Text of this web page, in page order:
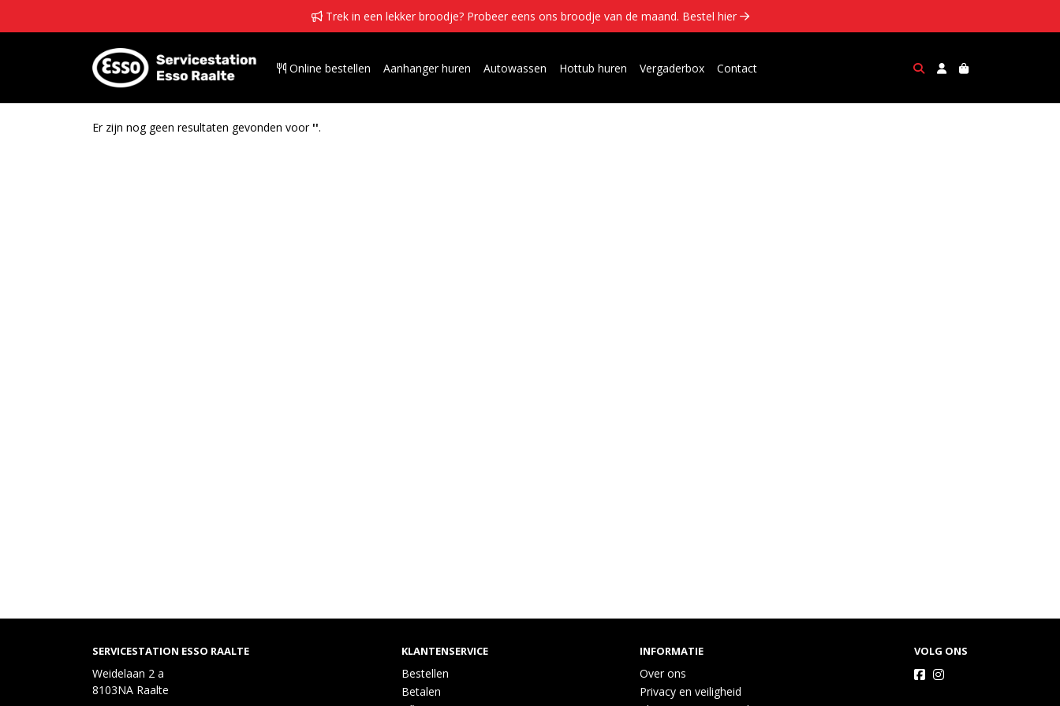
 Trek in een lekker broodje? Probeer eens ons broodje van de maand. Bestel hier 
 Online bestellen Aanhanger huren Autowassen Hottub huren Vergaderbox Contact
Er zijn nog geen resultaten gevonden voor ''.
SERVICESTATION ESSO RAALTE
Weidelaan 2 a
8103NA Raalte
KLANTENSERVICE
Bestellen
Betalen
INFORMATIE
Over ons
Privacy en veiligheid
VOLG ONS